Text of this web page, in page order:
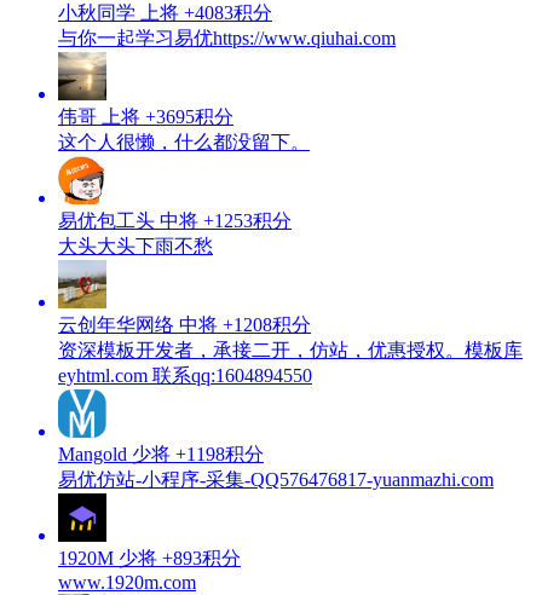
小秋同学 上将 +4083积分
与你一起学习易优https://www.qiuhai.com
伟哥 上将 +3695积分
这个人很懒，什么都没留下。
易优包工头 中将 +1253积分
大头大头下雨不愁
云创年华网络 中将 +1208积分
资深模板开发者，承接二开，仿站，优惠授权。模板库
eyhtml.com 联系qq:1604894550
Mangold 少将 +1198积分
易优仿站-小程序-采集-QQ576476817-yuanmazhi.com
1920M 少将 +893积分
www.1920m.com